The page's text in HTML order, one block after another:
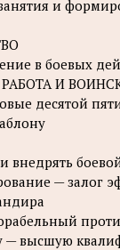
и
в боевых
И
десятой
внедрять
— залог
— высшую